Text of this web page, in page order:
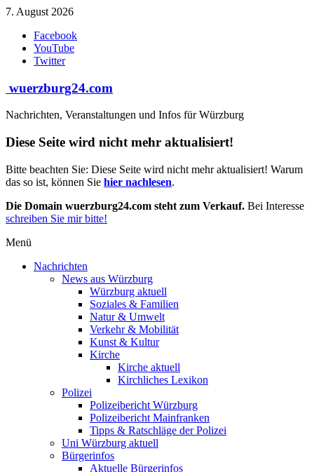
Zum
springen
7. August 2026
Facebook
YouTube
Twitter
wuerzburg24.com
Nachrichten, Veranstaltungen und Infos für Würzburg
Diese Seite wird nicht mehr aktualisiert!
Bitte beachten Sie: Diese Seite wird nicht mehr aktualisiert! Warum
das so ist, können Sie hier nachlesen.
Die Domain wuerzburg24.com steht zum Verkauf. Bei Interesse
schreiben Sie mir bitte!
Menü
Nachrichten
News aus Würzburg
Würzburg aktuell
Soziales & Familien
Natur & Umwelt
Verkehr & Mobilität
Kunst & Kultur
Kirche
Kirche aktuell
Kirchliches Lexikon
Polizei
Polizeibericht Würzburg
Polizeibericht Mainfranken
Tipps & Ratschläge der Polizei
Uni Würzburg aktuell
Bürgerinfos
Aktuelle Bürgerinfos